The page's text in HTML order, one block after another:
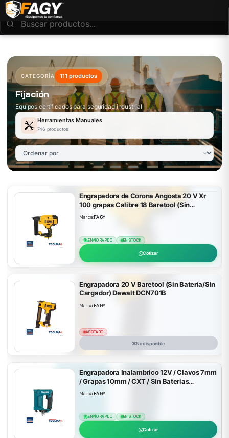
CATEGORÍA 111 productos
Fijación
Equipos certificados para seguridad industrial
Herramientas Manuales
746 productos
Engrapadora de Corona Angosta 20 V Xr
100 grapas Calibre 18 Baretool (Sin
Marca:FAGY
ENVÍO RÁPIDO EN STOCK
Cotizar
Engrapadora 20 V Baretool (Sin Batería/Sin
Cargador) Dewalt DCN701B
Marca:FAGY
AGOTADO
No disponible
Engrapadora Inalambrico 12V / Clavos 7mm
/ Grapas 10mm / CXT / Sin Baterias
Marca:FAGY
ENVÍO RÁPIDO EN STOCK
Cotizar